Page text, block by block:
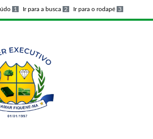
1 Ir para a busca 2 Ir para o rodapé 3